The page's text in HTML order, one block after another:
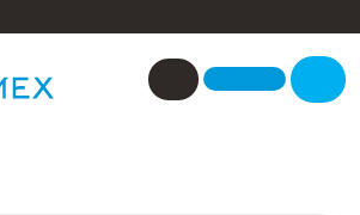
Account